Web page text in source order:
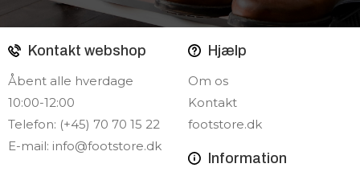
Kontakt webshop
Åbent alle hverdage
10:00-12:00
Telefon: (+45) 70 70 15 22
E-mail: info@footstore.dk
Hjælp
Om os
Kontakt
footstore.dk
Information